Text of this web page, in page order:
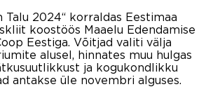
Talu 2024“ korraldas Eestimaa
koostöös Maaelu Edendamise
Eestiga. Võitjad valiti välja
alusel, hinnates muu hulgas
ja kogukondlikku
antakse üle novembri alguses.